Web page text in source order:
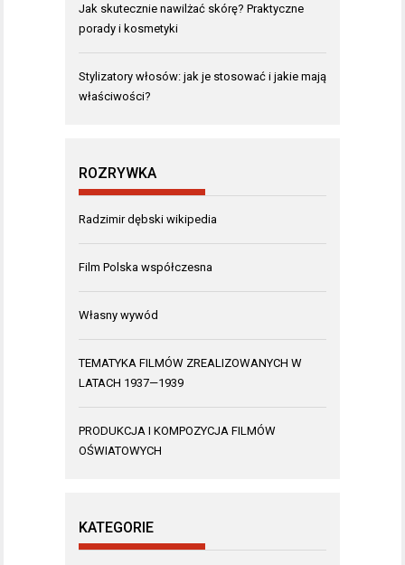
Jak skutecznie nawilżać skórę? Praktyczne
porady i kosmetyki
Stylizatory włosów: jak je stosować i jakie mają
właściwości?
ROZRYWKA
Radzimir dębski wikipedia
Film Polska współczesna
Własny wywód
TEMATYKA FILMÓW ZREALIZOWANYCH W
LATACH 1937—1939
PRODUKCJA I KOMPOZYCJA FILMÓW
OŚWIATOWYCH
KATEGORIE